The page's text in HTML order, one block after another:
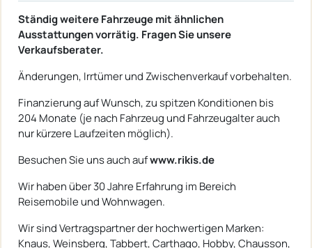
Ständig weitere Fahrzeuge mit ähnlichen
Ausstattungen vorrätig. Fragen Sie unsere
Verkaufsberater.
Änderungen, Irrtümer und Zwischenverkauf vorbehalten.
Finanzierung auf Wunsch, zu spitzen Konditionen bis
204 Monate (je nach Fahrzeug und Fahrzeugalter auch
nur kürzere Laufzeiten möglich).
Besuchen Sie uns auch aufwww.rikis.de
Wir haben über 30 Jahre Erfahrung im Bereich
Reisemobile und Wohnwagen.
Wir sind Vertragspartner der hochwertigen Marken:
Knaus, Weinsberg, Tabbert, Carthago, Hobby, Chausson,